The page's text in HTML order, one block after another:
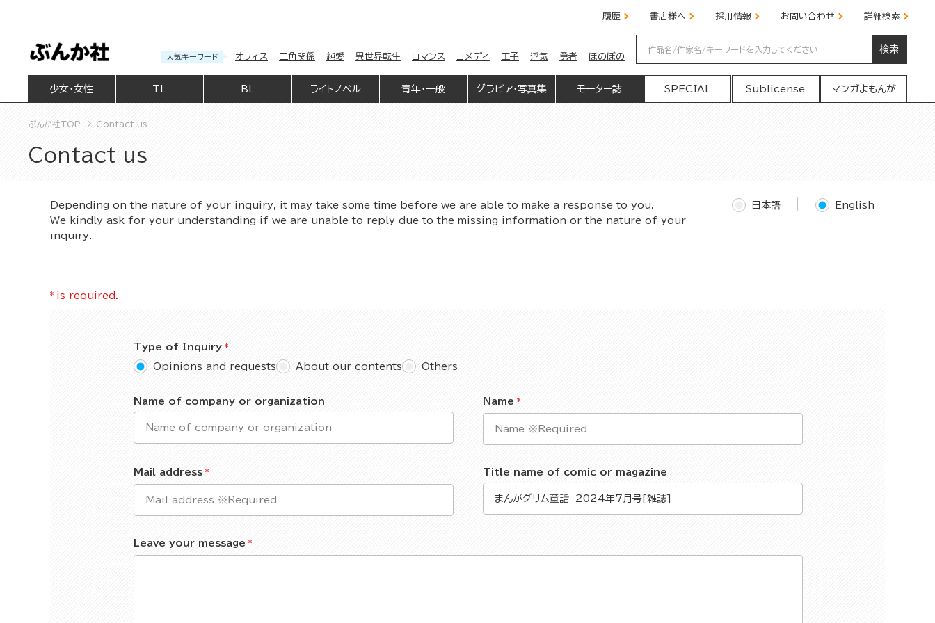
履歴 書店様へ 採用情報 お問い合わせ 詳細検索
人気キーワード オフィス 三角関係 純愛 異世界転生 ロマンス コメディ 王子 浮気 勇者 ほのぼの
検索
少女・女性 BL ライトノベル 青年・一般 グラビア・写真集 モーター誌 SPECIAL Sublicense マンガよもんが
ぶんか社TOP Contact us
Contact us
Depending on the nature of your inquiry, it may take some time before we are able to make a response to you.
We kindly ask for your understanding if we are unable to reply due to the missing information or the nature of your
inquiry.
日本語 English
* is required.
Type of Inquiry
Opinions and requests
About our contents Others
Name of company or organization Name
Mail address Title name of comic or magazine
Leave your message